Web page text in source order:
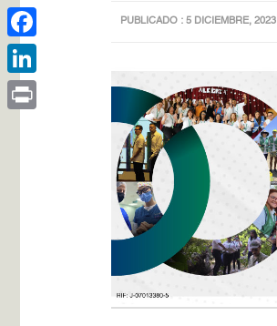
PUBLICADO : 5 DICIEMBRE, 2023
X
Facebook
LinkedIn